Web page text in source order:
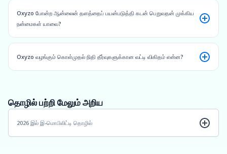
Oxyzo போன்ற ஆன்லைன் தளத்தைப் பயன்படுத்தி கடன் பெறுவதன் முக்கிய
நன்மைகள் யாவை?
Oxyzo வழங்கும் கொள்முதல் நிதி தீர்வுகளுக்கான வட்டி விகிதம் என்ன?
தொழில் பற்றி மேலும் அறிய
2026 இல் இ-மொபிலிட்டி தொழில்